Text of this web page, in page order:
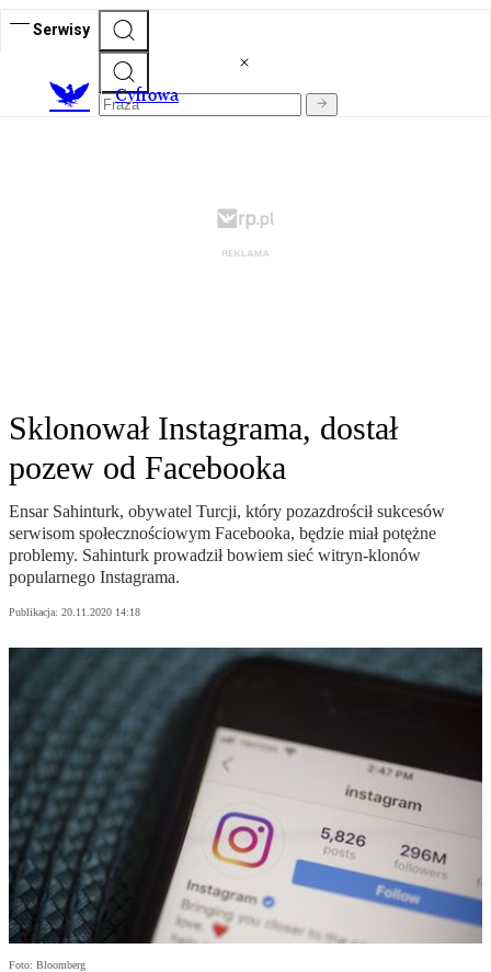
Serwisy
Cyfrowa
Sklonował Instagrama, dostał
pozew od Facebooka
Ensar Sahinturk, obywatel Turcji, który pozazdrościł sukcesów
serwisom społecznościowym Facebooka, będzie miał potężne
problemy. Sahinturk prowadził bowiem sieć witryn-klonów
popularnego Instagrama.
Publikacja: 20.11.2020 14:18
Foto: Bloomberg